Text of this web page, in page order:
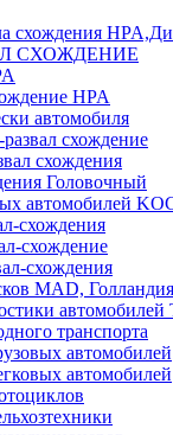
схождения
СХОЖДЕНИЕ
HPA
автомобиля
схождение
схождения
Головочный
автомобилей
схождения
схождение
схождения
MAD, Голландия
транспорта
автомобилей
автомобилей